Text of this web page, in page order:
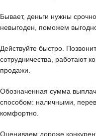
Бывает, деньги нужны
невыгоден, поможем
Действуйте быстро.
сотрудничества, работают
продажи.
Обозначенная сумма
способом: наличными,
комфортно.
Оцениваем дороже